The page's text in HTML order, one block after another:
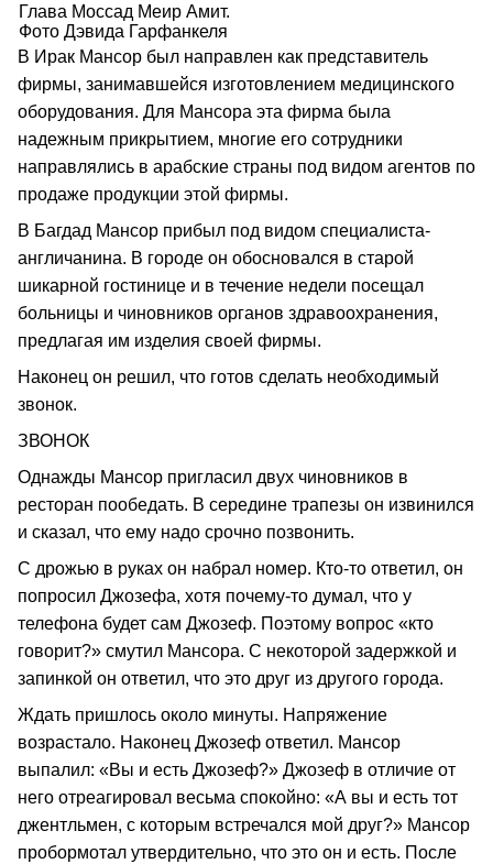
Глава Моссад Меир Амит.
Фото Дэвида Гарфанкеля
В Ирак Мансор был направлен как представитель
фирмы, занимавшейся изготовлением медицинского
оборудования. Для Мансора эта фирма была
надежным прикрытием, многие его сотрудники
направлялись в арабские страны под видом агентов по
продаже продукции этой фирмы.
В Багдад Мансор прибыл под видом специалиста-
англичанина. В городе он обосновался в старой
шикарной гостинице и в течение недели посещал
больницы и чиновников органов здравоохранения,
предлагая им изделия своей фирмы.
Наконец он решил, что готов сделать необходимый
звонок.
ЗВОНОК
Однажды Мансор пригласил двух чиновников в
ресторан пообедать. В середине трапезы он извинился
и сказал, что ему надо срочно позвонить.
С дрожью в руках он набрал номер. Кто-то ответил, он
попросил Джозефа, хотя почему-то думал, что у
телефона будет сам Джозеф. Поэтому вопрос «кто
говорит?» смутил Мансора. С некоторой задержкой и
запинкой он ответил, что это друг из другого города.
Ждать пришлось около минуты. Напряжение
возрастало. Наконец Джозеф ответил. Мансор
выпалил: «Вы и есть Джозеф?» Джозеф в отличие от
него отреагировал весьма спокойно: «А вы и есть тот
джентльмен, с которым встречался мой друг?» Мансор
пробормотал утвердительно, что это он и есть. После